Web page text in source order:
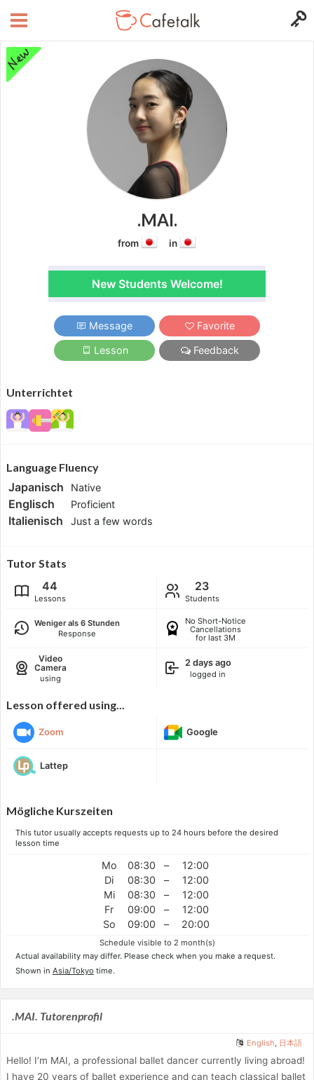
.MAI.
from in
New Students Welcome!
Message Favorite
Lesson Feedback
Unterrichtet
Language Fluency
Japanisch Native
Englisch Proficient
Italienisch Just a few words
Tutor Stats
44
Lessons
23
Students
Weniger als 6 Stunden
Response
No Short-Notice
Cancellations
for last 3M
Video
Camera
using
2 days ago
logged in
Lesson offered using...
Zoom Google
Lattep
Mögliche Kurszeiten
This tutor usually accepts requests up to 24 hours before the desired
lesson time
Mo 08:30 –
12:00
Di
08:30 –
12:00
Mi
08:30 –
12:00
Fr
09:00 –
12:00
So
09:00 – 20:00
Schedule visible to 2 month(s)
Actual availability may differ. Please check when you make a request.
Shown in Asia/Tokyo time.
.MAI. Tutorenprofil
English, 日本語
Hello! I’m MAI, a professional ballet dancer currently living abroad!
I have 20 years of ballet experience and can teach classical ballet